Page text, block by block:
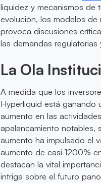
liquidez y mecanismos de
evolución, los modelos de
provoca discusiones
las demandas
La Ola
A medida que los
Hyperliquid está ganando
aumento en las
apalancamiento notables,
aumento ha impulsado el
aumento de casi 1200%
destacan la vital
intriga sobre el futuro